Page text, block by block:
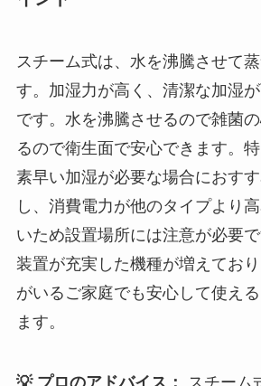
スチーム式は、水を沸騰させて
す。加湿力が高く、清潔な加湿
です。水を沸騰させるので雑菌
るので衛生面で安心できます。特
素早い加湿が必要な場合におす
し、消費電力が他のタイプより
いため設置場所には注意が必要
装置が充実した機種が増えてお
がいるご家庭でも安心して使え
ます。